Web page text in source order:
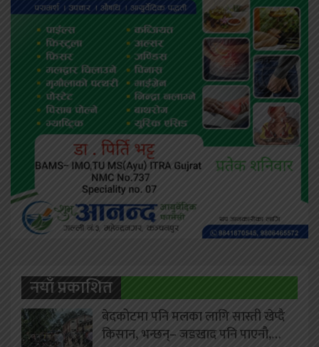
नयाँ प्रकाशित
बेदकोटमा पनि मलका लागि सास्ती खेप्दै
किसान, भन्छन्– जडखाद पनि पाएनौ,…